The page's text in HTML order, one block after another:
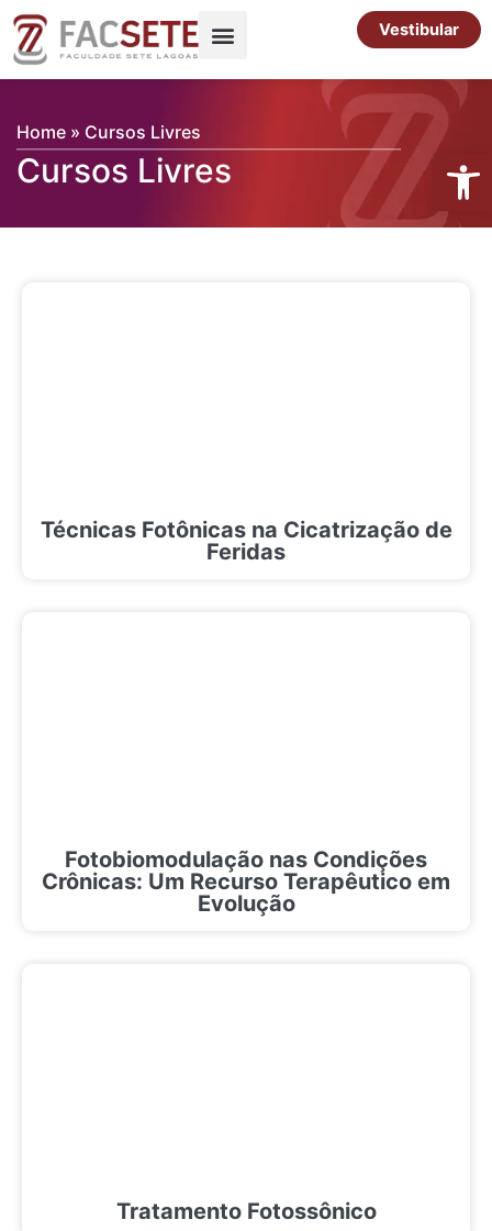
para
Vestibular
Home » Cursos Livres
Cursos Livres
Técnicas Fotônicas na Cicatrização de
Feridas
Fotobiomodulação nas Condições
Crônicas: Um Recurso Terapêutico em
Evolução
Tratamento Fotossônico
Abrir